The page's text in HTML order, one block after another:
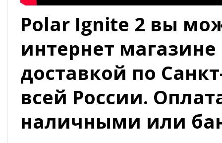
Polar Ignite 2 вы
интернет
доставкой по
всей России.
наличными или